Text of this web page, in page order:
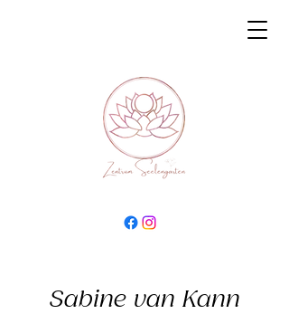
Sabine van Kann